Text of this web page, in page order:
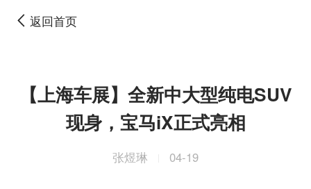
返回首页
【上海车展】全新中大型纯电SUV
现身，宝马iX正式亮相
张煜琳 04-19